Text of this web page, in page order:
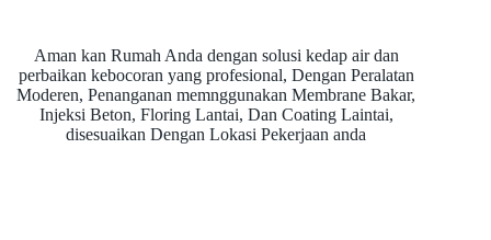
Aman kan Rumah Anda dengan solusi kedap air dan
perbaikan kebocoran yang profesional, Dengan Peralatan
Moderen, Penanganan memnggunakan Membrane Bakar,
Injeksi Beton, Floring Lantai, Dan Coating Laintai,
disesuaikan Dengan Lokasi Pekerjaan anda